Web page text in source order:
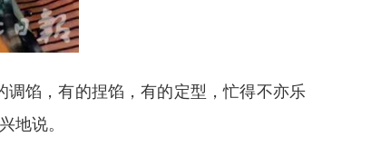
馅，有的捏馅，有的定型，忙得不亦乐
地说。